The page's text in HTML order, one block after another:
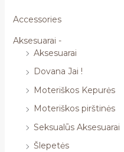
Accessories
Aksesuarai -
Aksesuarai
Dovana Jai !
Moteriškos Kepurės
Moteriškos pirštinės
Seksualūs Aksesuarai
Šlepetės